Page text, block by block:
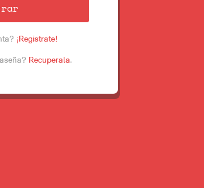
¡Registrate!
Recuperala.